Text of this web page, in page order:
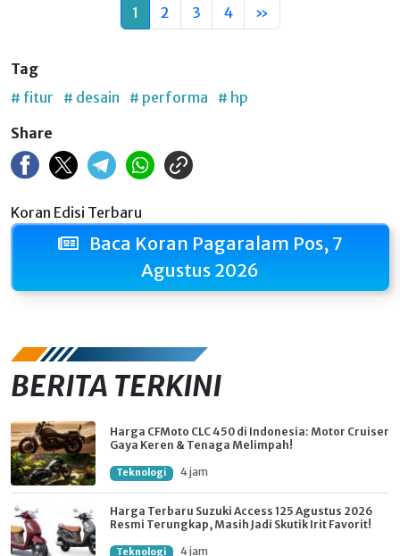
1 2 3 4 »
Tag
# fitur
# desain # performa
# hp
Share
Koran Edisi Terbaru
Baca Koran Pagaralam Pos, 7
Agustus 2026
BERITA TERKINI
Harga CFMoto CLC 450 di Indonesia: Motor Cruiser
Gaya Keren & Tenaga Melimpah!
Teknologi 4 jam
Harga Terbaru Suzuki Access 125 Agustus 2026
Resmi Terungkap, Masih Jadi Skutik Irit Favorit!
Teknologi 4 jam